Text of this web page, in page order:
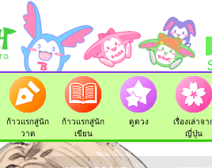
ก้าวแรกสู่นัก
วาด
ก้าวแรกสู่นัก
เขียน
ดูดวง
เรื่องเล่าจา
ญี่ปุ่น